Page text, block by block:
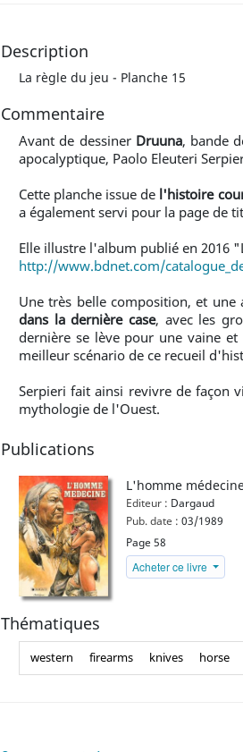
Description
La règle du jeu - Planche 15
Commentaire
Avant de dessiner Druuna, bande
apocalyptique, Paolo Eleuteri
Cette planche issue de l'histoire
a également servi pour la page de
Elle illustre l'album publié en 2016
http://www.bdnet.com/
Une très belle composition, et
dans la dernière case, avec les
dernière se lève pour une vaine
meilleur scénario de ce recueil
Serpieri fait ainsi revivre de façon
mythologie de l'Ouest.
Publications
L'homme
Editeur : Dargaud
Pub. date : 03/1989
Page 58
Acheter ce livre
Thématiques
western firearms knives horse